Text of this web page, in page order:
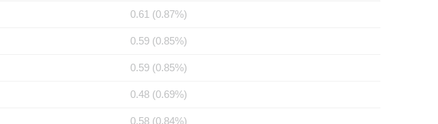
0.61 (0.87%)
0.59 (0.85%)
0.59 (0.85%)
0.48 (0.69%)
0.58 (0.84%)